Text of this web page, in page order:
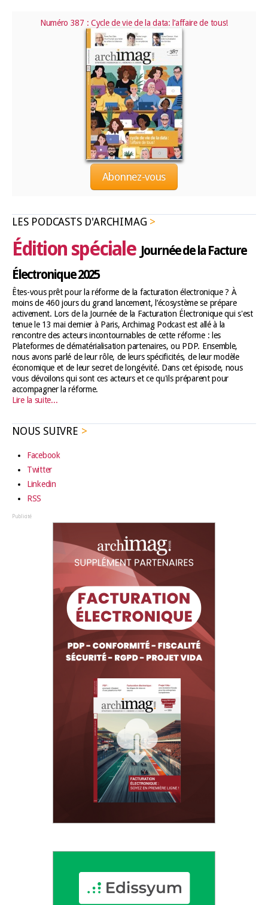
Numéro 387 : Cycle de vie de la data: l’affaire de tous!
Abonnez-vous
LES PODCASTS D'ARCHIMAG
Édition spéciale Journée de la Facture
Électronique 2025
Êtes-vous prêt pour la réforme de la facturation électronique ? À
moins de 460 jours du grand lancement, l’écosystème se prépare
activement. Lors de la Journée de la Facturation Électronique qui s'est
tenue le 13 mai dernier à Paris, Archimag Podcast est allé à la
rencontre des acteurs incontournables de cette réforme : les
Plateformes de dématérialisation partenaires, ou PDP. Ensemble,
nous avons parlé de leur rôle, de leurs spécificités, de leur modèle
économique et de leur secret de longévité. Dans cet épisode, nous
vous dévoilons qui sont ces acteurs et ce qu'ils préparent pour
accompagner la réforme.
Lire la suite...
NOUS SUIVRE
Facebook
Twitter
Linkedin
RSS
Publicité